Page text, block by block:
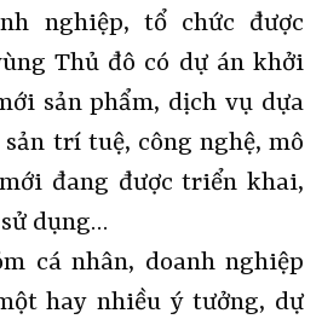
nghiệp, tổ chức được
Thủ đô có dự án khởi
sản phẩm, dịch vụ dựa
trí tuệ, công nghệ, mô
đang được triển khai,
dụng…
cá nhân, doanh nghiệp
hay nhiều ý tưởng, dự